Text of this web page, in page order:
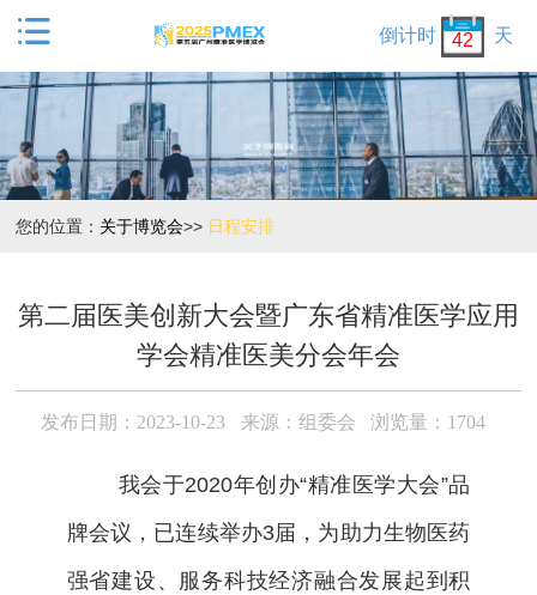
 倒计时 42 天
您的位置： 关于博览会>> 日程安排
第二届医美创新大会暨广东省精准医学应用
学会精准医美分会年会
发布日期：2023-10-23 来源：组委会 浏览量：1704
我会于2020年创办“精准医学大会”品
牌会议，已连续举办3届，为助力生物医药
强省建设、服务科技经济融合发展起到积